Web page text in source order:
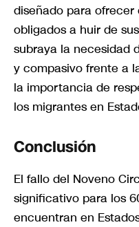
diseñado para ofrecer
obligados a huir de
subraya la necesidad
y compasivo frente a
la importancia de
los migrantes en
Conclusión
El fallo del Noveno
significativo para los
encuentran en